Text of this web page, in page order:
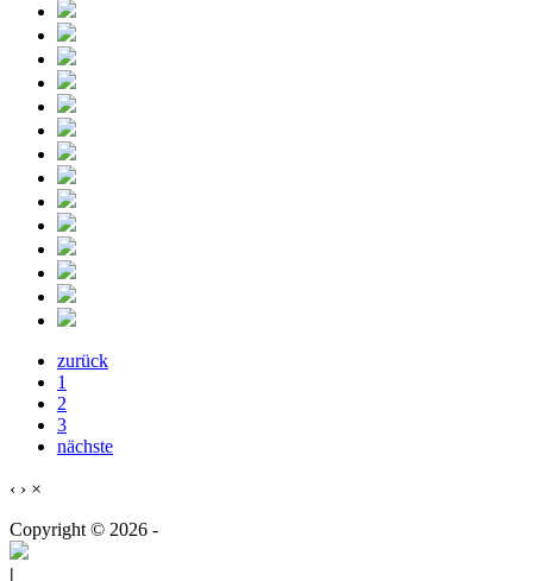
zurück
1
2
3
nächste
‹ › ×
Copyright © 2026 -
|